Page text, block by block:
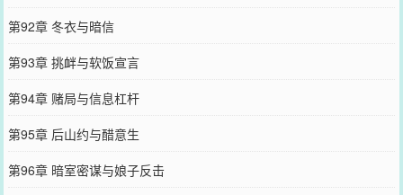
第92章 冬衣与暗信
第93章 挑衅与软饭宣言
第94章 赌局与信息杠杆
第95章 后山约与醋意生
第96章 暗室密谋与娘子反击